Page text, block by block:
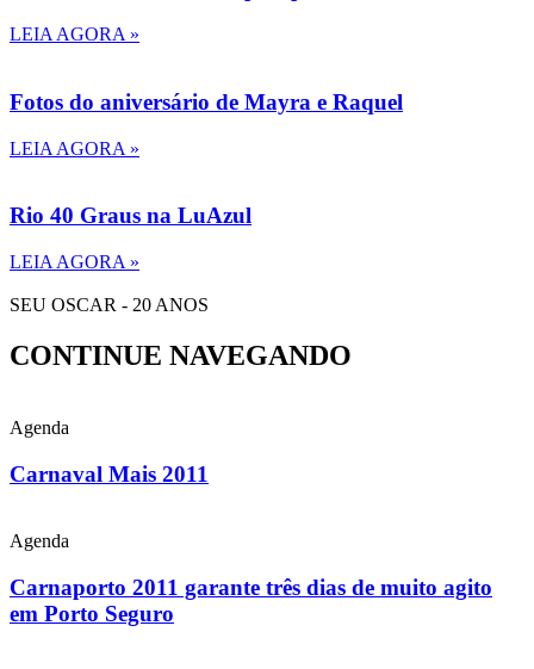
LEIA AGORA »
Fotos do aniversário de Mayra e Raquel
LEIA AGORA »
Rio 40 Graus na LuAzul
LEIA AGORA »
SEU OSCAR - 20 ANOS
CONTINUE NAVEGANDO
Agenda
Carnaval Mais 2011
Agenda
Carnaporto 2011 garante três dias de muito agito
em Porto Seguro